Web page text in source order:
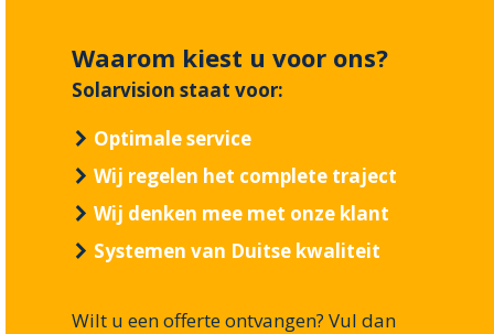
Waarom kiest u voor ons?
Solarvision staat voor:
Optimale service
Wij regelen het complete traject
Wij denken mee met onze klant
Systemen van Duitse kwaliteit
Wilt u een offerte ontvangen? Vul dan